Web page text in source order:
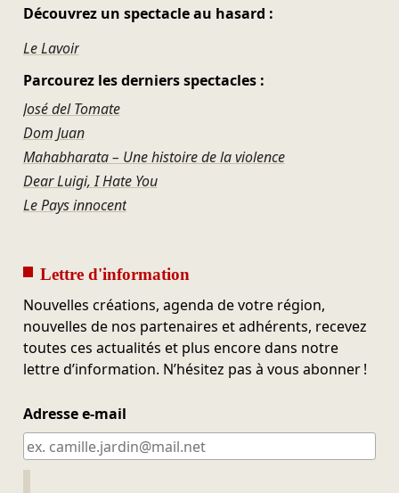
Découvrez un spectacle au hasard :
Le Lavoir
Parcourez les derniers spectacles :
José del Tomate
Dom Juan
Mahabharata – Une histoire de la violence
Dear Luigi, I Hate You
Le Pays innocent
Lettre d'information
Nouvelles créations, agenda de votre région,
nouvelles de nos partenaires et adhérents, recevez
toutes ces actualités et plus encore dans notre
lettre d’information. N’hésitez pas à vous abonner !
Adresse e-mail